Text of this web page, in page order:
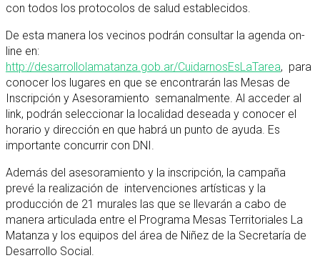
con todos los protocolos de salud establecidos.
De esta manera los vecinos podrán consultar la agenda on-
line en:
http://desarrollolamatanza.gob.ar/CuidarnosEsLaTarea, para
conocer los lugares en que se encontrarán las Mesas de
Inscripción y Asesoramiento semanalmente. Al acceder al
link, podrán seleccionar la localidad deseada y conocer el
horario y dirección en que habrá un punto de ayuda. Es
importante concurrir con DNI.
Además del asesoramiento y la inscripción, la campaña
prevé la realización de intervenciones artísticas y la
producción de 21 murales las que se llevarán a cabo de
manera articulada entre el Programa Mesas Territoriales La
Matanza y los equipos del área de Niñez de la Secretaría de
Desarrollo Social.